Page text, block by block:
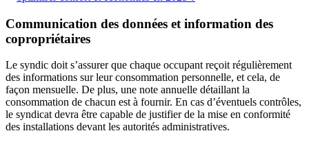
Communication des données et information des
copropriétaires
Le syndic doit s’assurer que chaque occupant reçoit régulièrement
des informations sur leur consommation personnelle, et cela, de
façon mensuelle. De plus, une note annuelle détaillant la
consommation de chacun est à fournir. En cas d’éventuels contrôles,
le syndicat devra être capable de justifier de la mise en conformité
des installations devant les autorités administratives.